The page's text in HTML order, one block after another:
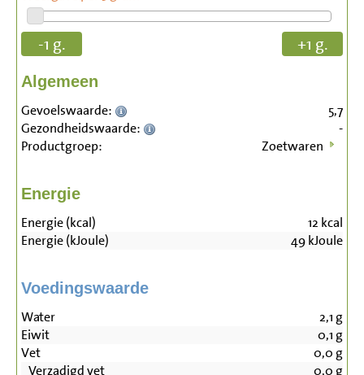
-1 g. +1 g.
Algemeen
Gevoelswaarde:
5,7
Gezondheidswaarde:
-
Productgroep:
Zoetwaren
Energie
Energie (kcal) 12 kcal
Energie (kJoule)
49kJoule
Voedingswaarde
Water 2,1 g
Eiwit
0,1 g
Vet
0,0 g
Verzadigd vet
0,0 g